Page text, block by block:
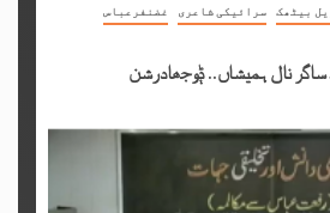
بیٹھک سرائیکی شاعری غضنفرعباس
نال ہمیشاں.. ݙوجھادرشن